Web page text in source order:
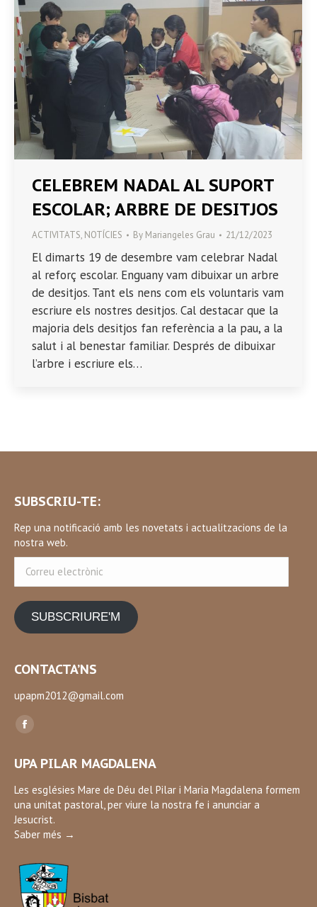
CELEBREM NADAL AL SUPORT
ESCOLAR; ARBRE DE DESITJOS
ACTIVITATS, NOTÍCIES By Mariangeles Grau 21/12/2023
El dimarts 19 de desembre vam celebrar Nadal
al reforç escolar. Enguany vam dibuixar un arbre
de desitjos. Tant els nens com els voluntaris vam
escriure els nostres desitjos. Cal destacar que la
majoria dels desitjos fan referència a la pau, a la
salut i al benestar familiar. Després de dibuixar
l’arbre i escriure els…
SUBSCRIU-TE:
Rep una notificació amb les novetats i actualitzacions de la
nostra web.
electrònic
SUBSCRIURE'M
CONTACTA’NS
upapm2012@gmail.com
Find us on:
Facebook
opens
in
new
window
UPA PILAR MAGDALENA
Les esglésies Mare de Déu del Pilar i Maria Magdalena formem
una unitat pastoral, per viure la nostra fe i anunciar a
Jesucrist.
Saber més →